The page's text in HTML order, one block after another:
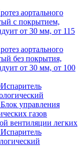
аортального
с покрытием,
от 30 мм, от 115
аортального
без покрытия,
от 30 мм, от 100
Испаритель
Блок управления
газов
вентиляции легких
Испаритель